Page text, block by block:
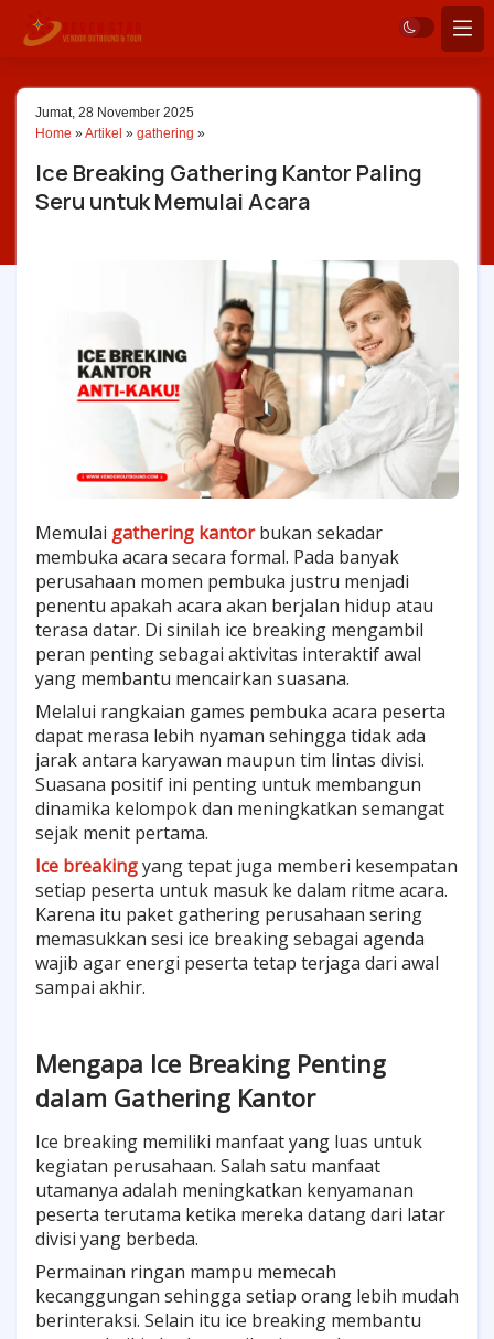
Jumat, 28 November 2025
Home »Artikel » gathering »
Ice Breaking Gathering Kantor Paling
Seru untuk Memulai Acara
Memulai gathering kantorbukan sekadar
membuka acara secara formal. Pada banyak
perusahaan momen pembuka justru menjadi
penentu apakah acara akan berjalan hidup atau
terasa datar. Di sinilah ice breaking mengambil
peran penting sebagai aktivitas interaktif awal
yang membantu mencairkan suasana.
Melalui rangkaian games pembuka acara peserta
dapat merasa lebih nyaman sehingga tidak ada
jarak antara karyawan maupun tim lintas divisi.
Suasana positif ini penting untuk membangun
dinamika kelompok dan meningkatkan semangat
sejak menit pertama.
Ice breakingyang tepat juga memberi kesempatan
setiap peserta untuk masuk ke dalam ritme acara.
Karena itu paket gathering perusahaan sering
memasukkan sesi ice breaking sebagai agenda
wajib agar energi peserta tetap terjaga dari awal
sampai akhir.
Mengapa Ice Breaking Penting
dalam Gathering Kantor
Ice breaking memiliki manfaat yang luas untuk
kegiatan perusahaan. Salah satu manfaat
utamanya adalah meningkatkan kenyamanan
peserta terutama ketika mereka datang dari latar
divisi yang berbeda.
Permainan ringan mampu memecah
kecanggungan sehingga setiap orang lebih mudah
berinteraksi. Selain itu ice breaking membantu